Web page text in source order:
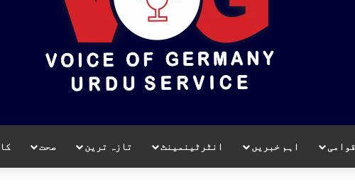
اہم خبریں انٹرٹینمینٹ تازہ ترین صحت